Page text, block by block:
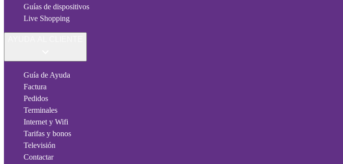
Guías de dispositivos
Live Shopping
Guía de Ayuda
Factura
Pedidos
Terminales
Internet y Wifi
Tarifas y bonos
Televisión
Contactar